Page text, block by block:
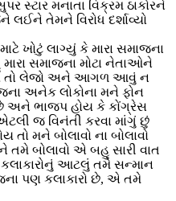
સ્ટાર મનાતા વિક્રમ ઠાકોરને
તેમને વિરોધ દર્શાવ્યો
ખોટું લાગ્યું કે મારા સમાજના
મારા સમાજના મોટા નેતાઓને
તો લેજો અને આગળ આવું ન
અનેક લોકોના મને ફોન
અને ભાજપ હોય કે કોંગ્રેસ
જ વિનંતી કરવા માંગું છું
તો મને બોલાવો ના બોલાવો
તમે બોલાવો એ બહુ સારી વાત
આટલું તમે સન્માન
પણ કલાકારો છે, એ તમે